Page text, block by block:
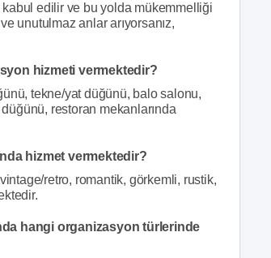
edilir ve bu yolda mükemmelliği
unutulmaz anlar arıyorsanız,
hizmeti vermektedir?
tekne/yat düğünü, balo salonu,
restoran mekanlarında
hizmet vermektedir?
retro, romantik, görkemli, rustik,
hangi organizasyon türlerinde